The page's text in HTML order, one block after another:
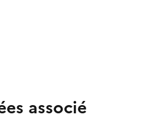
associé